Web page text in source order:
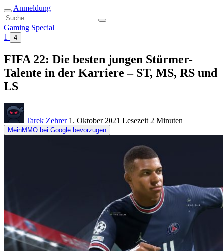
Anmeldung
Suche
nach:
Gaming Special
1
4
FIFA 22: Die besten jungen Stürmer-
Talente in der Karriere – ST, MS, RS und
LS
Tarek Zehrer 1. Oktober 2021 Lesezeit 2 Minuten
MeinMMO bei Google bevorzugen